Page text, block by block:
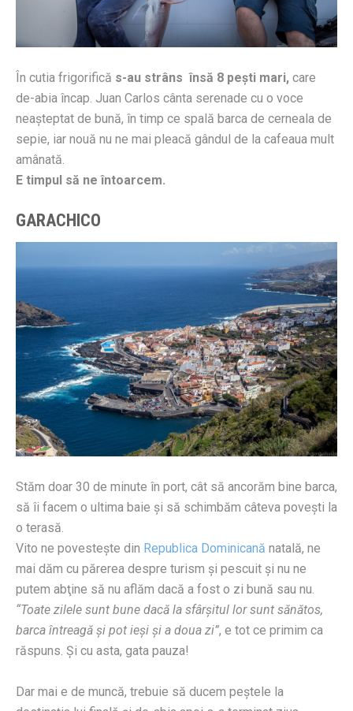
În cutia frigorifică s-au strâns însă 8 peşti mari, care
de-abia încap. Juan Carlos cânta serenade cu o voce
neaşteptat de bună, în timp ce spală barca de cerneala de
sepie, iar nouă nu ne mai pleacă gândul de la cafeaua mult
amânată.
E timpul să ne întoarcem.
GARACHICO
Stăm doar 30 de minute în port, cât să ancorăm bine barca,
să îi facem o ultima baie şi să schimbăm câteva poveşti la
o terasă.
Vito ne povesteşte din Republica Dominicană natală, ne
mai dăm cu părerea despre turism şi pescuit şi nu ne
putem abţine să nu aflăm dacă a fost o zi bună sau nu.
“Toate zilele sunt bune dacă la sfârşitul lor sunt sănătos,
barca întreagă şi pot ieşi şi a doua zi”, e tot ce primim ca
răspuns. Şi cu asta, gata pauza!
Dar mai e de muncă, trebuie să ducem peştele la